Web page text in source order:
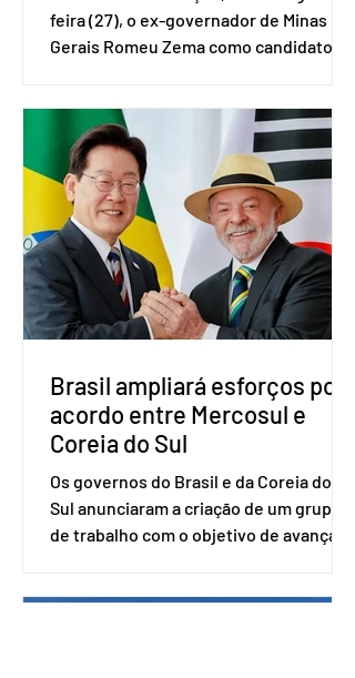
feira (27), o ex-governador de Minas
Gerais Romeu Zema como candidato à
Brasília. O Novo ainda não definiu quem
vai compor a chapa como candidato a
vice-presidente. A convenção contou
com a presença do presidente nacional
do partido, Eduardo Ribeiro, e do
senador Eduardo Girão, filiado ao Novo
desde fevereiro de 2023. Formado em
administração de empresas pela
Fundaç
Brasil ampliará esforços por
acordo entre Mercosul e
Coreia do Sul
Os governos do Brasil e da Coreia do
Sul anunciaram a criação de um grupo
de trabalho com o objetivo de avançar